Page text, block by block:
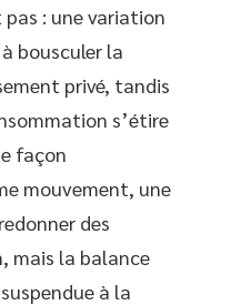
: une variation
bousculer la
privé, tandis
s’étire
façon
mouvement, une
des
mais la balance
à la